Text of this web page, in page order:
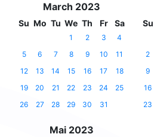
March 2023
Su Mo Tu We Th Fr Sa
1 2 3
4
5
6 7 8 9 10
11
12
13 14 15 16 17
18
19
20 21 22 23 24
25
26
27 28 29 30 31
Su
2
9
16
23
Mai 2023